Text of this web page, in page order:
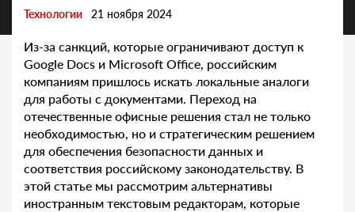
Технологии 21 ноября 2024
Из-за санкций, которые ограничивают доступ к
Google Docs и Microsoft Office, российским
компаниям пришлось искать локальные аналоги
для работы с документами. Переход на
отечественные офисные решения стал не только
необходимостью, но и стратегическим решением
для обеспечения безопасности данных и
соответствия российскому законодательству. В
этой статье мы рассмотрим альтернативы
иностранным текстовым редакторам, которые